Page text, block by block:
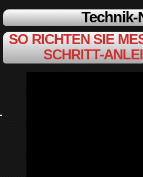
SO RICHTEN SIE
SCHRITT-